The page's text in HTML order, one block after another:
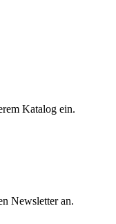
Katalog ein.
Newsletter an.